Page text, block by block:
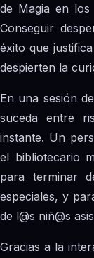
de Magia en los
Conseguir
éxito que
despierten la
En una sesión
suceda entre
instante. Un
el bibliotecario
para terminar
especiales, y
de l@s niñ@s
Gracias a la